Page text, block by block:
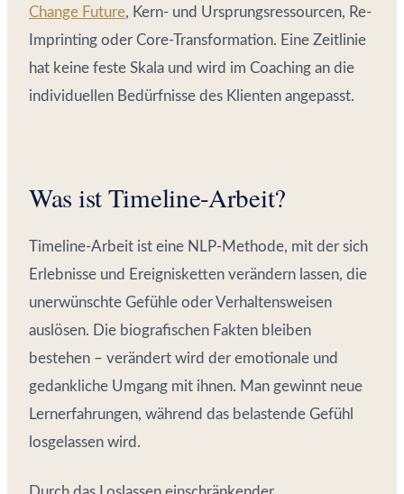
Change Future, Kern- und Ursprungsressourcen, Re-
Imprinting oder Core-Transformation. Eine Zeitlinie
hat keine feste Skala und wird im Coaching an die
individuellen Bedürfnisse des Klienten angepasst.
Was ist Timeline-Arbeit?
Timeline-Arbeit ist eine NLP-Methode, mit der sich
Erlebnisse und Ereignisketten verändern lassen, die
unerwünschte Gefühle oder Verhaltensweisen
auslösen. Die biografischen Fakten bleiben
bestehen – verändert wird der emotionale und
gedankliche Umgang mit ihnen. Man gewinnt neue
Lernerfahrungen, während das belastende Gefühl
losgelassen wird.